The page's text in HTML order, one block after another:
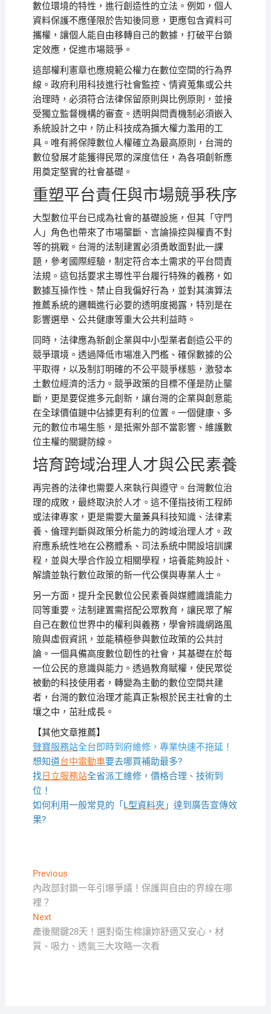
數位環境的特性，進行創造性的立法。例如，個人
資料保護不應僅限於告知後同意，更應包含資料可
攜權，讓個人能自由移轉自己的數據，打破平台鎖
定效應，促進市場競爭。
這部權利憲章也應規範公權力在數位空間的行為界
線。政府利用科技進行社會監控、情資蒐集或公共
治理時，必須符合法律保留原則與比例原則，並接
受獨立監督機構的審查。透明與問責機制必須嵌入
系統設計之中，防止科技成為擴大權力濫用的工
具。唯有將保障數位人權確立為最高原則，台灣的
數位發展才能獲得民眾的深度信任，為各項創新應
用奠定堅實的社會基礎。
重塑平台責任與市場競爭秩序
大型數位平台已成為社會的基礎設施，但其「守門
人」角色也帶來了市場壟斷、言論操控與權責不對
等的挑戰。台灣的法制建置必須勇敢面對此一課
題，參考國際經驗，制定符合本土需求的平台問責
法規。這包括要求主導性平台履行特殊的義務，如
數據互操作性、禁止自我偏好行為，並對其演算法
推薦系統的邏輯進行必要的透明度揭露，特別是在
影響選舉、公共健康等重大公共利益時。
同時，法律應為新創企業與中小型業者創造公平的
競爭環境。透過降低市場准入門檻、確保數據的公
平取得，以及制訂明確的不公平競爭樣態，激發本
土數位經濟的活力。競爭政策的目標不僅是防止壟
斷，更是要促進多元創新，讓台灣的企業與創意能
在全球價值鏈中佔據更有利的位置。一個健康、多
元的數位市場生態，是抵禦外部不當影響、維護數
位主權的關鍵防線。
培育跨域治理人才與公民素養
再完善的法律也需要人來執行與遵守。台灣數位治
理的成敗，最終取決於人才。這不僅指技術工程師
或法律專家，更是需要大量兼具科技知識、法律素
養、倫理判斷與政策分析能力的跨域治理人才。政
府應系統性地在公務體系、司法系統中開設培訓課
程，並與大學合作設立相關學程，培養能夠設計、
解讀並執行數位政策的新一代公僕與專業人士。
另一方面，提升全民數位公民素養與媒體識讀能力
同等重要。法制建置需搭配公眾教育，讓民眾了解
自己在數位世界中的權利與義務，學會辨識網路風
險與虛假資訊，並能積極參與數位政策的公共討
論。一個具備高度數位韌性的社會，其基礎在於每
一位公民的意識與能力。透過教育賦權，使民眾從
被動的科技使用者，轉變為主動的數位空間共建
者，台灣的數位治理才能真正紮根於民主社會的土
壤之中，茁壯成長。
【其他文章推薦】
聲寶服務站全台即時到府維修，專業快速不拖延！
想知道台中電動車要去哪買補助最多?
找日立服務站全省派工維修，價格合理、技術到
位！
如何利用一般常見的「 L型資料夾」達到廣告宣傳效
果?
文
章
導
覽
PreviousPrevious
post:
內政部封鎖一年引爆爭議！保護與自由的界線在哪
裡？
NextNext
post:
產後關鍵28天！選對衛生棉讓妳舒適又安心，材
質、吸力、透氣三大攻略一次看